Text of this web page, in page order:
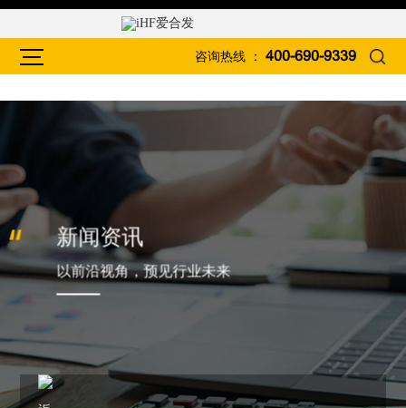
咨询热线 ： 400-690-9339
新闻资讯
以前沿视角，预见行业未来